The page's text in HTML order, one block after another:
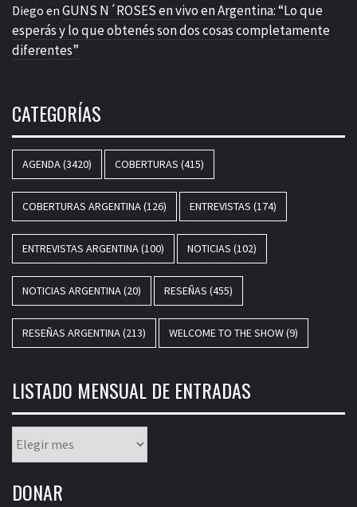
Diego en GUNS N´ROSES en vivo en Argentina: “Lo que
esperás y lo que obtenés son dos cosas completamente
diferentes”
CATEGORÍAS
AGENDA(3420) COBERTURAS (415)
COBERTURAS ARGENTINA(126) ENTREVISTAS (174)
ENTREVISTAS ARGENTINA(100) NOTICIAS (102)
NOTICIAS ARGENTINA(20) RESEÑAS (455)
RESEÑAS ARGENTINA(213) WELCOME TO THE SHOW(9)
LISTADO MENSUAL DE ENTRADAS
mensual
entradas
DONAR